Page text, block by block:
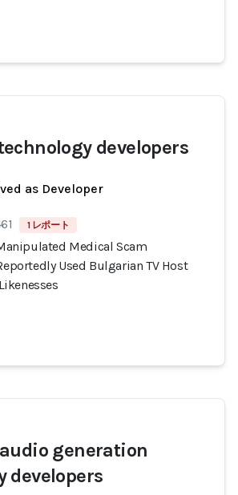
developers
as Developer
1 レポート
Medical Scam
Used Bulgarian TV Host
generation
developers